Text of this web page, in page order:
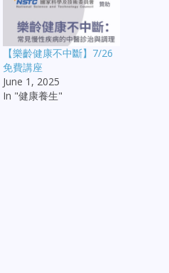
【樂齡健康不中斷】7/26
免費講座
June 1, 2025
In "健康養生"